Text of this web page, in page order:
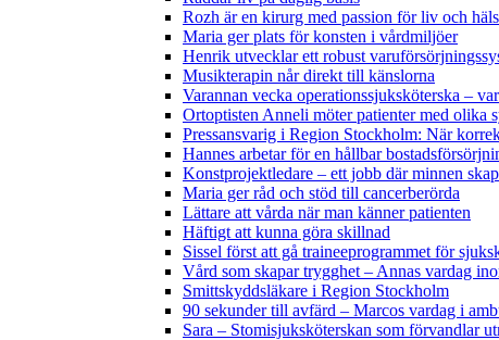
Rozh är en kirurg med passion för liv och
Maria ger plats för konsten i vårdmiljöer
Henrik utvecklar ett robust
Musikterapin når direkt till känslorna
Varannan vecka operationssjuksköterska –
Ortoptisten Anneli möter patienter med olika
Pressansvarig i Region Stockholm: När
Hannes arbetar för en hållbar
Konstprojektledare – ett jobb där minnen
Maria ger råd och stöd till cancerberörda
Lättare att vårda när man känner patienten
Häftigt att kunna göra skillnad
Sissel först att gå traineeprogrammet för
Vård som skapar trygghet – Annas vardag
Smittskyddsläkare i Region Stockholm
90 sekunder till avfärd – Marcos vardag i
Sara – Stomisjuksköterskan som förvandlar